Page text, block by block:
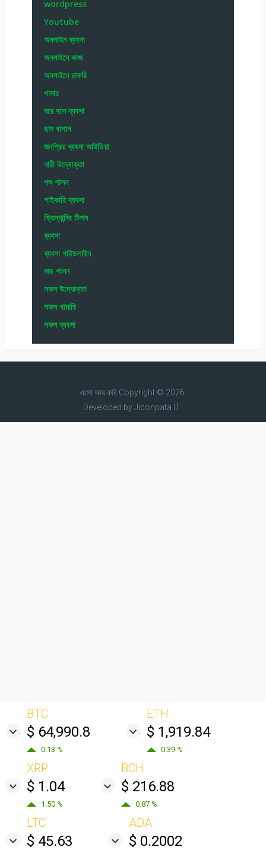
wordpress
Youtube
অনলাইন ব্যবসা
অনলাইনে কাজ
অনলাইনে চাকরি
খামার
ঘরে বসে ব্যবসা
ছাদ বাগান
জনপ্রিয় ব্যবসা আইডিয়া
নারী উদ্যোক্তা
পশু পালন
পাইকারি ব্যবসা
ফ্রিল্যান্সিং টিপস
ব্যবসা
ব্যবসা গাইডলাইন
মাছ পালন
সফল উদ্যোক্তা
সফল খামারি
সফল ব্যবসা
এসো আয় করিCopyright © 2026.
Developed byJibonpata IT
BTC
$ 64,990.8
0.13 %
ETH
$ 1,919.84
0.39 %
XRP
$ 1.04
1.50 %
BCH
$ 216.88
0.87 %
LTC
$ 45.63
ADA
$ 0.2002